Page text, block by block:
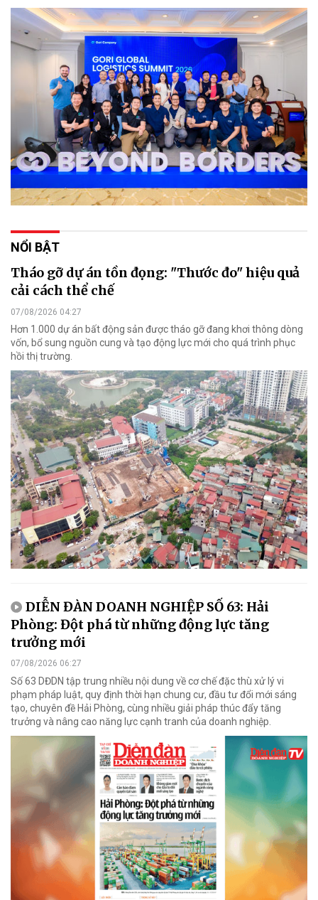
NỔI BẬT
Tháo gỡ dự án tồn đọng: "Thước đo" hiệu quả
cải cách thể chế
07/08/2026 04:27
Hơn 1.000 dự án bất động sản được tháo gỡ đang khơi thông dòng
vốn, bổ sung nguồn cung và tạo động lực mới cho quá trình phục
hồi thị trường.
DIỄN ĐÀN DOANH NGHIỆP SỐ 63: Hải
Phòng: Đột phá từ những động lực tăng
trưởng mới
07/08/2026 06:27
Số 63 DĐDN tập trung nhiều nội dung về cơ chế đặc thù xử lý vi
phạm pháp luật, quy định thời hạn chung cư, đầu tư đổi mới sáng
tạo, chuyên đề Hải Phòng, cùng nhiều giải pháp thúc đẩy tăng
trưởng và nâng cao năng lực cạnh tranh của doanh nghiệp.